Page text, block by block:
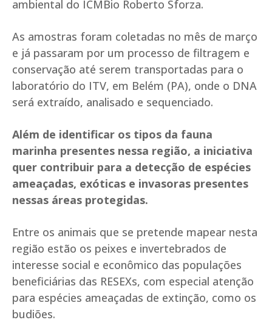
ambiental do ICMBio Roberto Sforza.
As amostras foram coletadas no mês de março
e já passaram por um processo de filtragem e
conservação até serem transportadas para o
laboratório do ITV, em Belém (PA), onde o DNA
será extraído, analisado e sequenciado.
Além de identificar os tipos da fauna
marinha presentes nessa região, a iniciativa
quer contribuir para a detecção de espécies
ameaçadas, exóticas e invasoras presentes
nessas áreas protegidas.
Entre os animais que se pretende mapear nesta
região estão os peixes e invertebrados de
interesse social e econômico das populações
beneficiárias das RESEXs, com especial atenção
para espécies ameaçadas de extinção, como os
budiões.